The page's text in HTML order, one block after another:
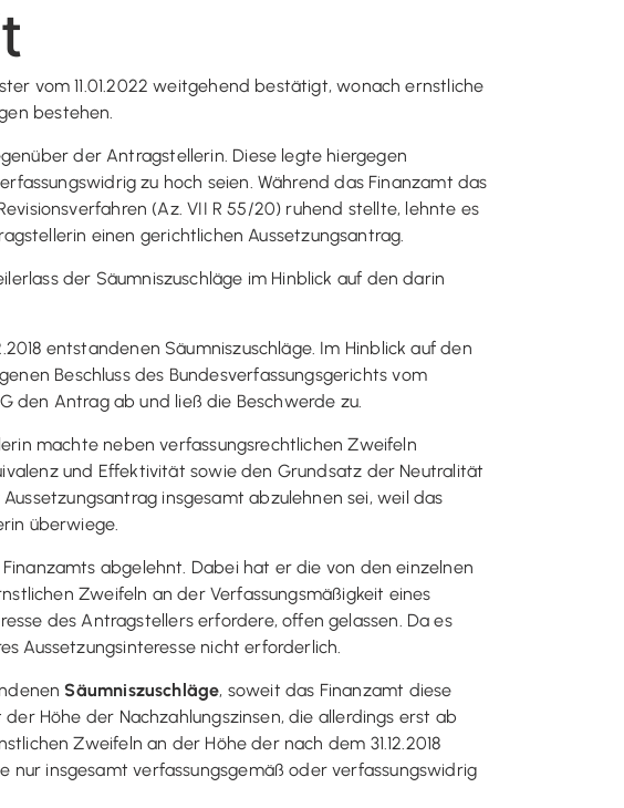
vom 11.01.2022 weitgehend bestätigt, wonach ernstliche
bestehen.
der Antragstellerin. Diese legte hiergegen
zu hoch seien. Während das Finanzamt das
(Az. VII R 55/20) ruhend stellte, lehnte es
einen gerichtlichen Aussetzungsantrag.
der Säumniszuschläge im Hinblick auf den darin
entstandenen Säumniszuschläge. Im Hinblick auf den
Beschluss des Bundesverfassungsgerichts vom
den Antrag ab und ließ die Beschwerde zu.
machte neben verfassungsrechtlichen Zweifeln
und Effektivität sowie den Grundsatz der Neutralität
insgesamt abzulehnen sei, weil das
überwiege.
abgelehnt. Dabei hat er die von den einzelnen
Zweifeln an der Verfassungsmäßigkeit eines
des Antragstellers erfordere, offen gelassen. Da es
Aussetzungsinteresse nicht erforderlich.
Säumniszuschläge, soweit das Finanzamt diese
Höhe der Nachzahlungszinsen, die allerdings erst ab
Zweifeln an der Höhe der nach dem 31.12.2018
nur insgesamt verfassungsgemäß oder verfassungswidrig